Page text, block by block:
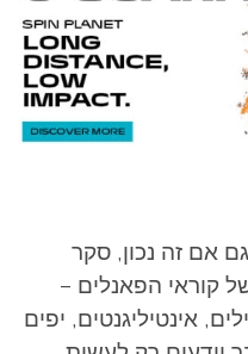
אם זה נכון, סקר
קוראי הפאנלים –
אינטיליגנטים, יפים